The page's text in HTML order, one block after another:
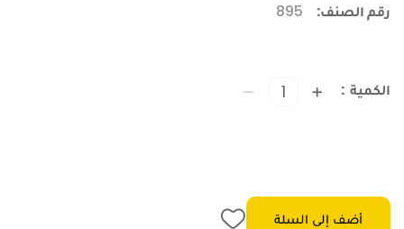
رقم الصنف:
895
الكمية
أضف إلى السلة